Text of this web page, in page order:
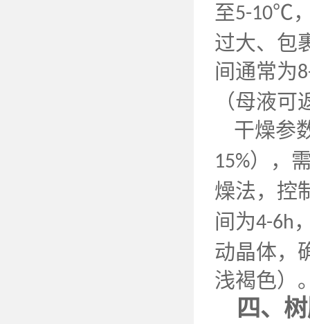
至5-10℃
过大、包
间通常为
（母液
干燥参
15%），
燥法，控
间为4-6h
动晶体，
浅褐色）
四、